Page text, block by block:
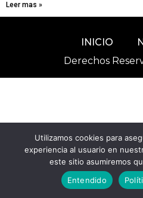
Leer mas »
INICIO
Derechos
Utilizamos cookies para
experiencia al usuario en
este sitio asumiremos
Entendido